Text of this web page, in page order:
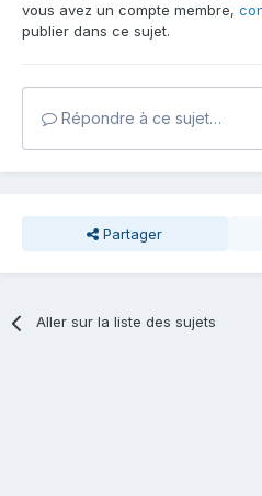
vous avez un compte membre,
publier dans ce sujet.
Répondre à ce sujet…
Partager
Aller sur la liste des sujets